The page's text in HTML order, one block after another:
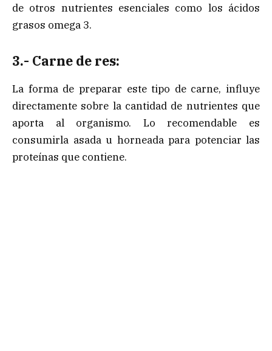
de otros nutrientes esenciales como los ácidos
grasos omega 3.
3.- Carne de res:
La forma de preparar este tipo de carne, influye
directamente sobre la cantidad de nutrientes que
aporta al organismo. Lo recomendable es
consumirla asada u horneada para potenciar las
proteínas que contiene.